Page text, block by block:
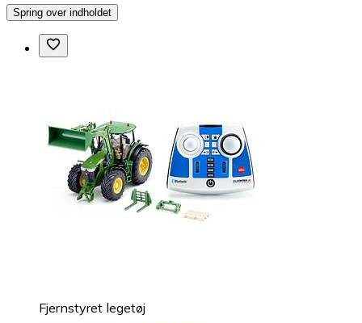
Spring over indholdet
Fjernstyret legetøj